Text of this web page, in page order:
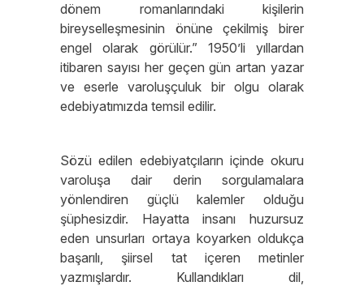
dönem romanlarındaki kişilerin
bireyselleşmesinin önüne çekilmiş birer
engel olarak görülür.” 1950’li yıllardan
itibaren sayısı her geçen gün artan yazar
ve eserle varoluşçuluk bir olgu olarak
edebiyatımızda temsil edilir.
Sözü edilen edebiyatçıların içinde okuru
varoluşa dair derin sorgulamalara
yönlendiren güçlü kalemler olduğu
şüphesizdir. Hayatta insanı huzursuz
eden unsurları ortaya koyarken oldukça
başarılı, şiirsel tat içeren metinler
yazmışlardır. Kullandıkları dil,